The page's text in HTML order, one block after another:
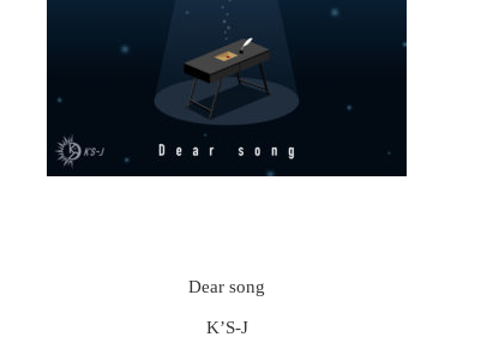
Dear song
K’S-J